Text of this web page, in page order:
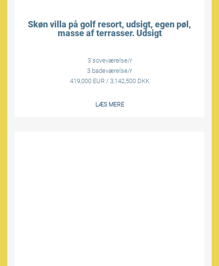
Skøn villa på golf resort, udsigt, egen pøl,
masse af terrasser. Udsigt
3 soveværelse/r
3 badeværelse/r
419,000 EUR / 3,142,500 DKK
LÆS MERE